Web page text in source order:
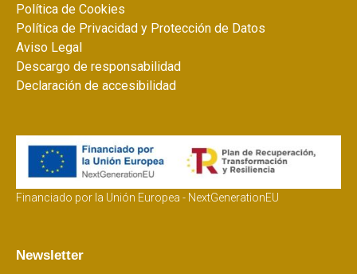
Política de Cookies
Política de Privacidad y Protección de Datos
Aviso Legal
Descargo de responsabilidad
Declaración de accesibilidad
Financiado por la Unión Europea - NextGenerationEU
Newsletter